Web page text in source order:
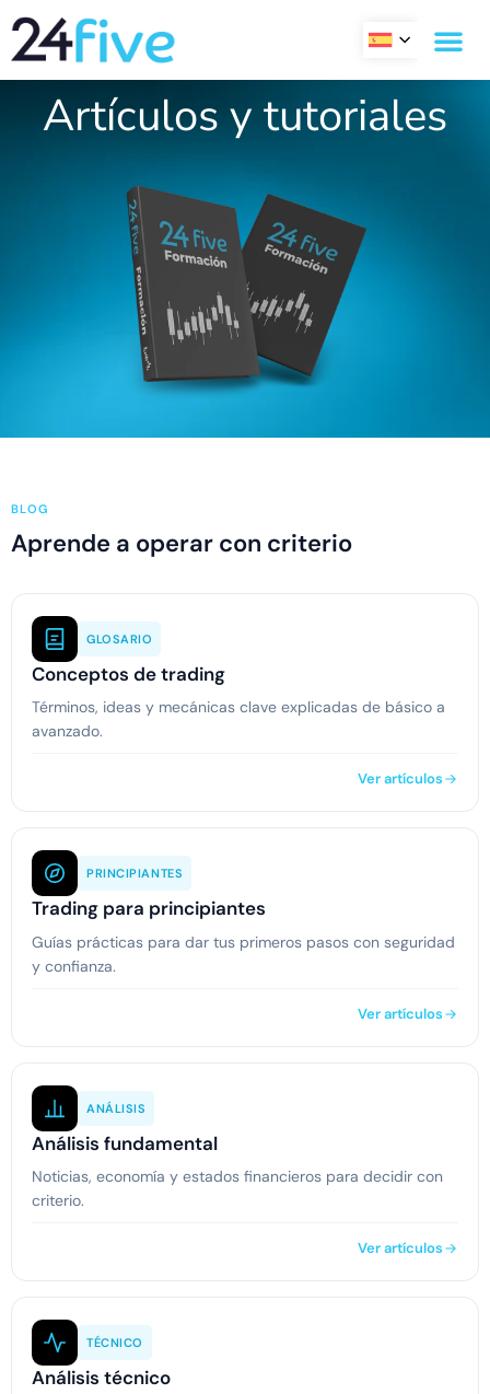
contenido
Artículos y tutoriales
BLOG
Aprende a operar con criterio
GLOSARIO
Conceptos de trading
Términos, ideas y mecánicas clave explicadas de básico a
avanzado.
Ver artículos
PRINCIPIANTES
Trading para principiantes
Guías prácticas para dar tus primeros pasos con seguridad
y confianza.
Ver artículos
ANÁLISIS
Análisis fundamental
Noticias, economía y estados financieros para decidir con
criterio.
Ver artículos
TÉCNICO
Análisis técnico